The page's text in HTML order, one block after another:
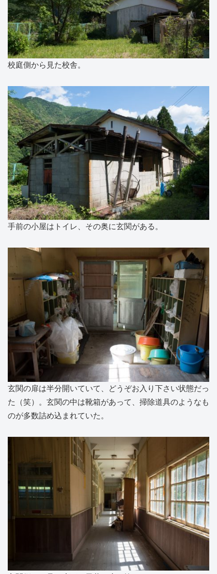
校庭側から見た校舎。
手前の小屋はトイレ、その奥に玄関がある。
玄関の扉は半分開いていて、どうぞお入り下さい状態だっ
た（笑）。玄関の中は靴箱があって、掃除道具のようなも
のが多数詰め込まれていた。